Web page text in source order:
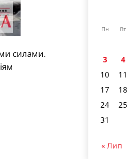
силами.
Пн Вт
3
4
10
11
17
18
24
25
31
« Лип